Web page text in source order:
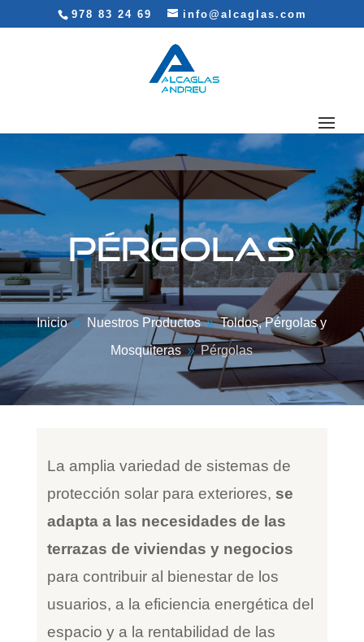
978 83 24 69 info@alcaglas.com
PÉRGOLAS
Inicio 9 Nuestros Productos 9 Toldos, Pérgolas y
Mosquiteras 9 Pérgolas
La amplia variedad de sistemas de
protección solar para exteriores, se
adapta a las necesidades de las
terrazas de viviendas y negocios
para contribuir al bienestar de los
usuarios, a la eficiencia energética del
espacio y a la rentabilidad de las